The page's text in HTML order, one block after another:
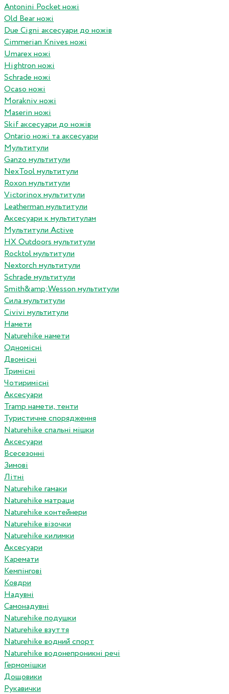
Antonini Pocket ножі
Old Bear ножі
Due Cigni аксесуари до ножів
Cimmerian Knives ножі
Umarex ножі
Hightron ножі
Schrade ножі
Ocaso ножі
Morakniv ножі
Maserin ножі
Skif аксесуари до ножів
Ontario ножі та аксесуари
Мультитули
Ganzo мультитули
NexTool мультитули
Roxon мультитули
Victorinox мультитули
Leatherman мультитули
Аксесуари к мультитулам
Мультитули Active
HX Outdoors мультитули
Rocktol мультитули
Nextorch мультитули
Schrade мультитули
Smith&amp;Wesson мультитули
Сила мультитули
Civivi мультитули
Намети
Naturehike намети
Одномісні
Двомісні
Тримісні
Чотиримісні
Аксесуари
Tramp намети, тенти
Туристичне спорядження
Naturehike спальні мішки
Аксесуари
Всесезонні
Зимові
Літні
Naturehike гамаки
Naturehike матраци
Naturehike контейнери
Naturehike візочки
Naturehike килимки
Аксесуари
Каремати
Кемпінгові
Ковдри
Надувні
Самонадувні
Naturehike подушки
Naturehike взуття
Naturehike водний спорт
Naturehike водонепроникні речі
Гермомішки
Дощовики
Рукавички